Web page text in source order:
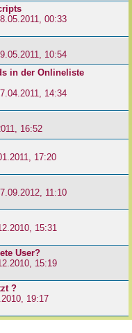
00:33
10:54
in der Onlineliste
14:34
16:52
17:20
11:10
15:31
User?
15:19
?
19:17